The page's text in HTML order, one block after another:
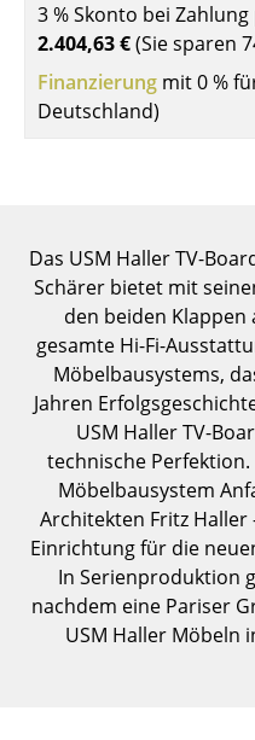
Konferenztische
Stehtische &
Kindertische
Einzelteile
... alle Tische
Aufbewahren
Regale & Schränke
Bücherregale
Wandregale
Sideboards &
TV Möbel
3 % Skonto bei
2.404,63 €(Sie sparen
Finanzierung mit 0 %
Deutschland)
Das USM Haller TV-
Schärer bietet mit
den beiden
gesamte Hi-Fi-
Möbelbausystems,
Jahren
USM Haller TV-
technische
Möbelbausystem
Architekten Fritz
Einrichtung für die
In Serienproduktion
nachdem eine Pariser
USM Haller Möbeln